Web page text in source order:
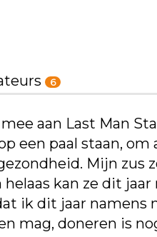
6
aan Last Man
een paal staan, om
Mijn zus
helaas kan ze dit
ik dit jaar namens
mag, doneren is